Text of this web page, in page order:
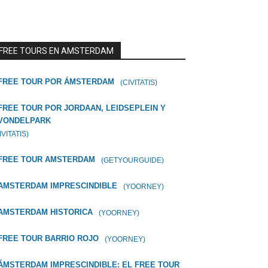
TOURS EN AMSTERDAM
TOUR POR ÁMSTERDAM (CIVITATIS)
TOUR POR JORDAAN, LEIDSEPLEIN Y
TOUR AMSTERDAM (GETYOURGUIDE)
IMPRESCINDIBLE (YOORNEY)
HISTORICA (YOORNEY)
TOUR BARRIO ROJO (YOORNEY)
IMPRESCINDIBLE: EL FREE TOUR